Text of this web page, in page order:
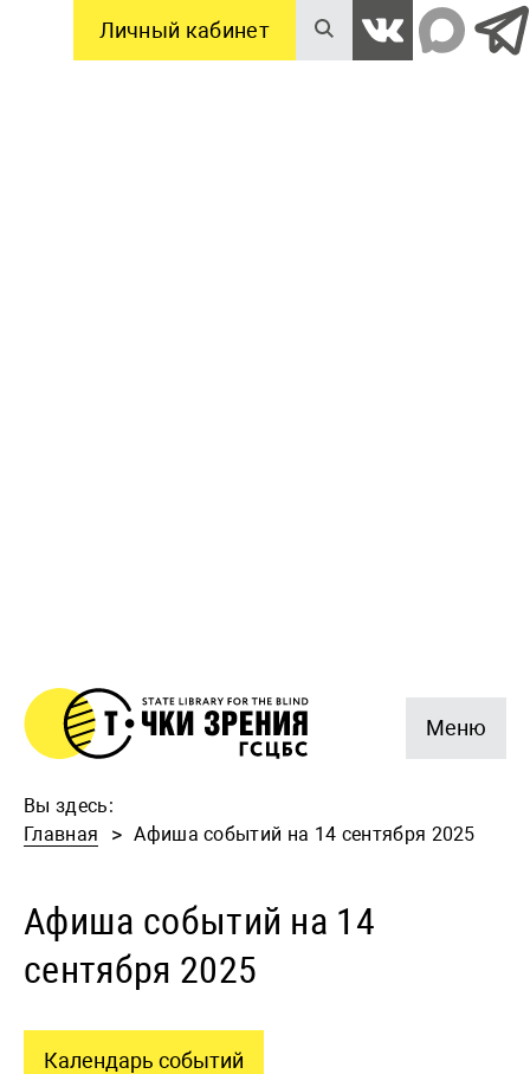
Меню
Личный кабинет
Вы здесь:
Главная
Афиша событий на 14 сентября 2025
Афиша событий на 14
сентября 2025
Календарь событий